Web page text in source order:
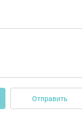
Отправить